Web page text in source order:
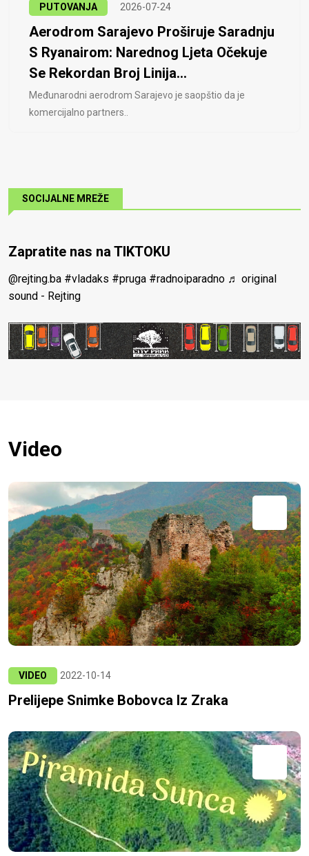
PUTOVANJA 2026-07-24
Aerodrom Sarajevo Proširuje Saradnju
S Ryanairom: Narednog Ljeta Očekuje
Se Rekordan Broj Linija...
Međunarodni aerodrom Sarajevo je saopštio da je
komercijalno partners..
SOCIJALNE MREŽE
Zapratite nas na TIKTOKU
@rejting.ba #vladaks #pruga #radnoiparadno ♬ original
sound - Rejting
Video
VIDEO 2022-10-14
Prelijepe Snimke Bobovca Iz Zraka